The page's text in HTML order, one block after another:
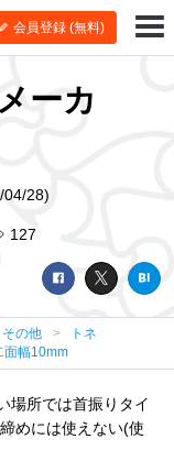
会員登録 (無料)
ーカ
127
04/28)
その他
トネ
面幅10mm
場所では首振りタイ
めには使えない(使